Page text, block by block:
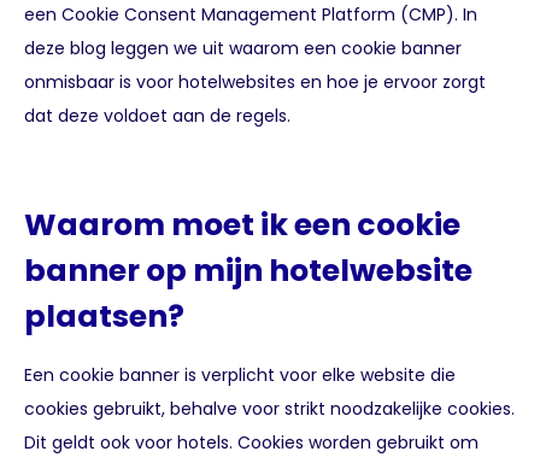
een Cookie Consent Management Platform (CMP). In
deze blog leggen we uit waarom een cookie banner
onmisbaar is voor hotelwebsites en hoe je ervoor zorgt
dat deze voldoet aan de regels.
Waarom moet ik een cookie
banner op mijn hotelwebsite
plaatsen?
Een cookie banner is verplicht voor elke website die
cookies gebruikt, behalve voor strikt noodzakelijke cookies.
Dit geldt ook voor hotels. Cookies worden gebruikt om